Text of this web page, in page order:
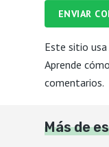
ENVIAR
Este sitio usa
Aprende
comentarios.
Más de